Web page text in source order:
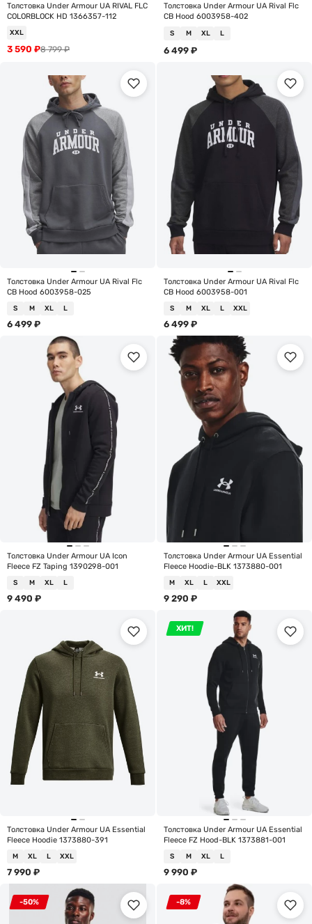
Толстовка Under Armour UA RIVAL FLC
COLORBLOCK HD 1366357-112
XXL
8 799₽
3 590 ₽
Толстовка Under Armour UA Rival Flc
CB Hood 6003958-402
S M XL L
6 499 ₽
Толстовка Under Armour UA Rival Flc
CB Hood 6003958-025
S M XL L
6 499 ₽
Толстовка Under Armour UA Rival Flc
CB Hood 6003958-001
S M XL L XXL
6 499 ₽
Толстовка Under Armour UA Icon
Fleece FZ Taping 1390298-001
S M XL L
9 490 ₽
Толстовка Under Armour UA Essential
Fleece Hoodie-BLK 1373880-001
M XL L XXL
9 290 ₽
Толстовка Under Armour UA Essential
Fleece Hoodie 1373880-391
M XL L XXL
7 990 ₽
ХИТ!
Толстовка Under Armour UA Essential
Fleece FZ Hood-BLK 1373881-001
S M XL L
9 990 ₽
-50% -8%